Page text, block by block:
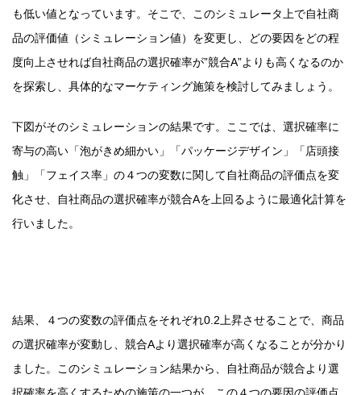
も低い値となっています。そこで、このシミュレータ上で自社商
品の評価値（シミュレーション値）を変更し、どの要因をどの程
度向上させれば自社商品の選択確率が”競合A”よりも高くなるのか
を探索し、具体的なマーケティング施策を検討してみましょう。
下図がそのシミュレーションの結果です。ここでは、選択確率に
寄与の高い「泡がきめ細かい」「パッケージデザイン」「店頭接
触」「フェイス率」の４つの変数に関して自社商品の評価点を変
化させ、自社商品の選択確率が競合Aを上回るように最適化計算を
行いました。
結果、４つの変数の評価点をそれぞれ0.2上昇させることで、商品
の選択確率が変動し、競合Aより選択確率が高くなることが分かり
ました。このシミュレーション結果から、自社商品が競合より選